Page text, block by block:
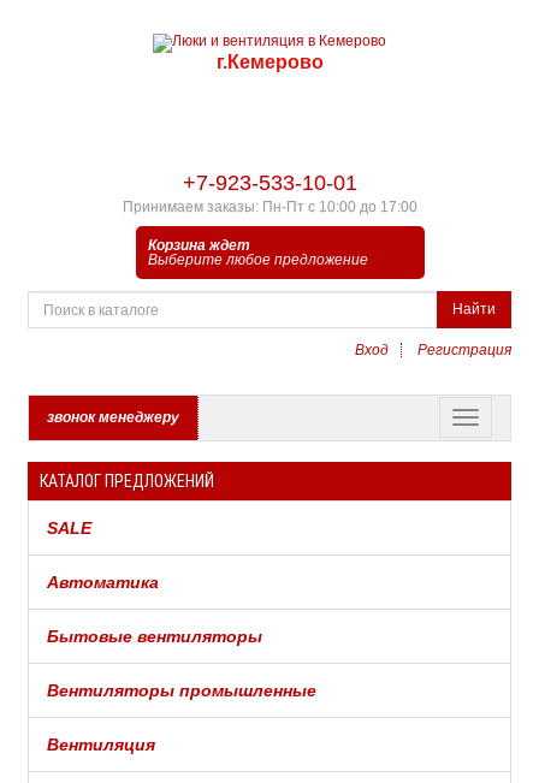
г.Кемерово
+7-923-533-10-01
Принимаем заказы: Пн-Пт с 10:00 до 17:00
Корзина ждет
Выберите любое предложение
Найти
Вход Регистрация
звонок менеджеру
КАТАЛОГ ПРЕДЛОЖЕНИЙ
SALE
Автоматика
Бытовые вентиляторы
Вентиляторы промышленные
Вентиляция